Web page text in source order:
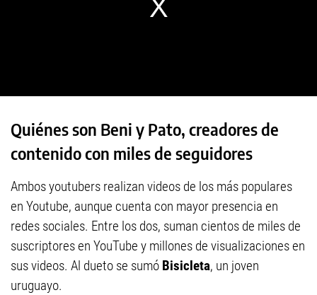
Quiénes son Beni y Pato, creadores de
contenido con miles de seguidores
Ambos youtubers realizan videos de los más populares
en Youtube, aunque cuenta con mayor presencia en
redes sociales. Entre los dos, suman cientos de miles de
suscriptores en YouTube y millones de visualizaciones en
sus videos. Al dueto se sumó Bisicleta, un joven
uruguayo.